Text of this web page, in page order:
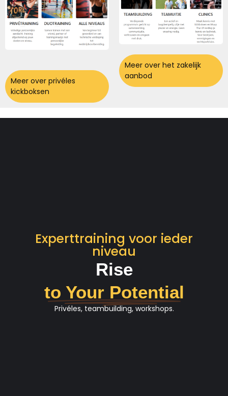
Meer over privéles
kickboksen
Meer over het zakelijk
aanbod
Experttraining voor ieder
niveau
Rise
to Your Potential
Privéles, teambuilding, workshops.